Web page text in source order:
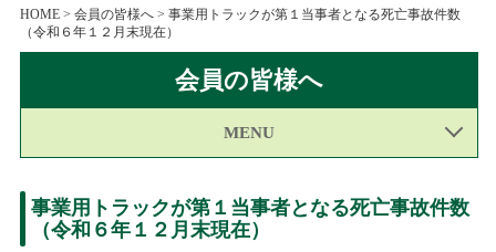
HOME> 会員の皆様へ> 事業用トラックが第１当事者となる死亡事故件数
（令和６年１２月末現在）
会員の皆様へ
MENU
事業用トラックが第１当事者となる死亡事故件数
（令和６年１２月末現在）